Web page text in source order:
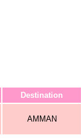
Destination
AMMAN